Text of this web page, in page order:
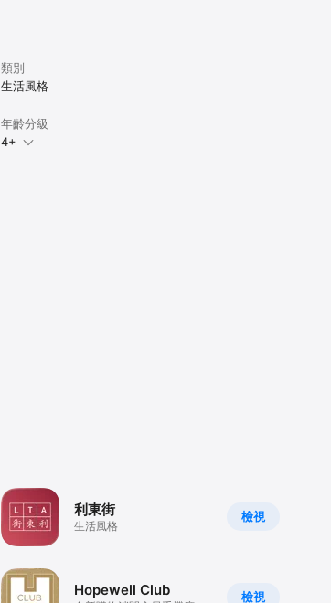
類別
生活風格
年齡分級
4+
檢視
利東街
生活風格
檢視
Hopewell Club